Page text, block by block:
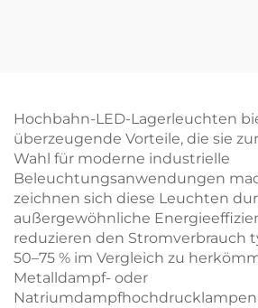
Hochbahn-LED-Lagerleuchten
überzeugende Vorteile, die sie
Wahl für moderne industrielle
Beleuchtungsanwendungen
zeichnen sich diese Leuchten
außergewöhnliche
reduzieren den Stromverbrauch
50–75 % im Vergleich zu
Metalldampf- oder